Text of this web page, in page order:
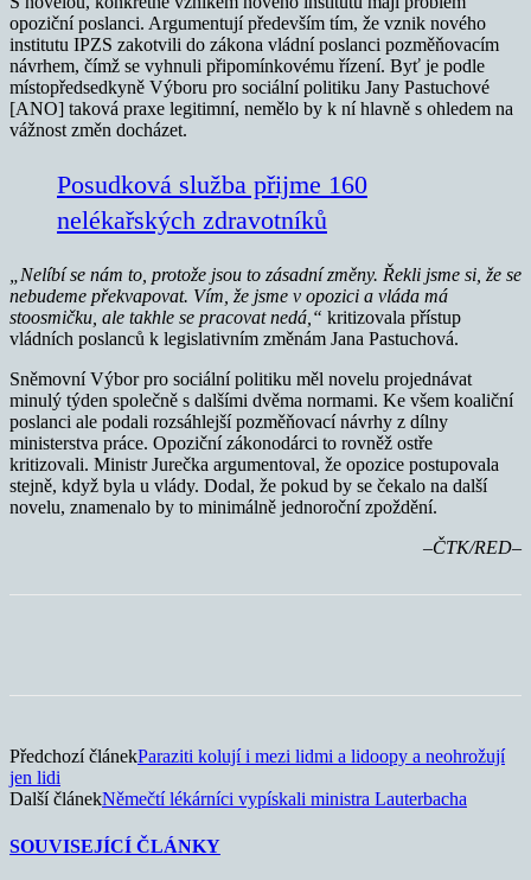
opoziční poslanci. Argumentují především tím, že vznik nového
institutu IPZS zakotvili do zákona vládní poslanci pozměňovacím
návrhem, čímž se vyhnuli připomínkovému řízení. Byť je podle
místopředsedkyně Výboru pro sociální politiku Jany Pastuchové
[ANO] taková praxe legitimní, nemělo by k ní hlavně s ohledem na
vážnost změn docházet.
Posudková služba přijme 160
nelékařských zdravotníků
„Nelíbí se nám to, protože jsou to zásadní změny. Řekli jsme si, že se
nebudeme překvapovat. Vím, že jsme v opozici a vláda má
stoosmičku, ale takhle se pracovat nedá,“ kritizovala přístup
vládních poslanců k legislativním změnám Jana Pastuchová.
Sněmovní Výbor pro sociální politiku měl novelu projednávat
minulý týden společně s dalšími dvěma normami. Ke všem koaliční
poslanci ale podali rozsáhlejší pozměňovací návrhy z dílny
ministerstva práce. Opoziční zákonodárci to rovněž ostře
kritizovali. Ministr Jurečka argumentoval, že opozice postupovala
stejně, když byla u vlády. Dodal, že pokud by se čekalo na další
novelu, znamenalo by to minimálně jednoroční zpoždění.
–ČTK/RED–
Předchozí článekParaziti kolují i mezi lidmi a lidoopy a neohrožují
jen lidi
Další článekNěmečtí lékárníci vypískali ministra Lauterbacha
SOUVISEJÍCÍ ČLÁNKY